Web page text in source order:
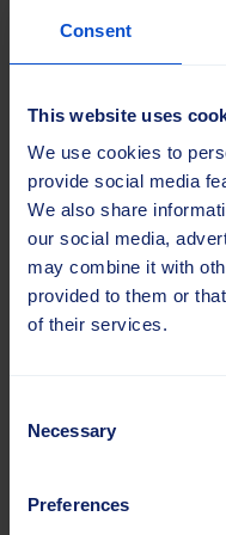
Consent
This website uses
We use cookies to
provide social media
We also share
our social media,
may combine it with
provided to them or
of their services.
Selection
Necessary
Preferences
representanter
Uppgifterna lagras
för att uppfylla de
Regelbundna
onödiga uppgifter
COOKIE-policy
Sajas Group använder
marknadsföring.
enhet och möjliggör
Insamling av